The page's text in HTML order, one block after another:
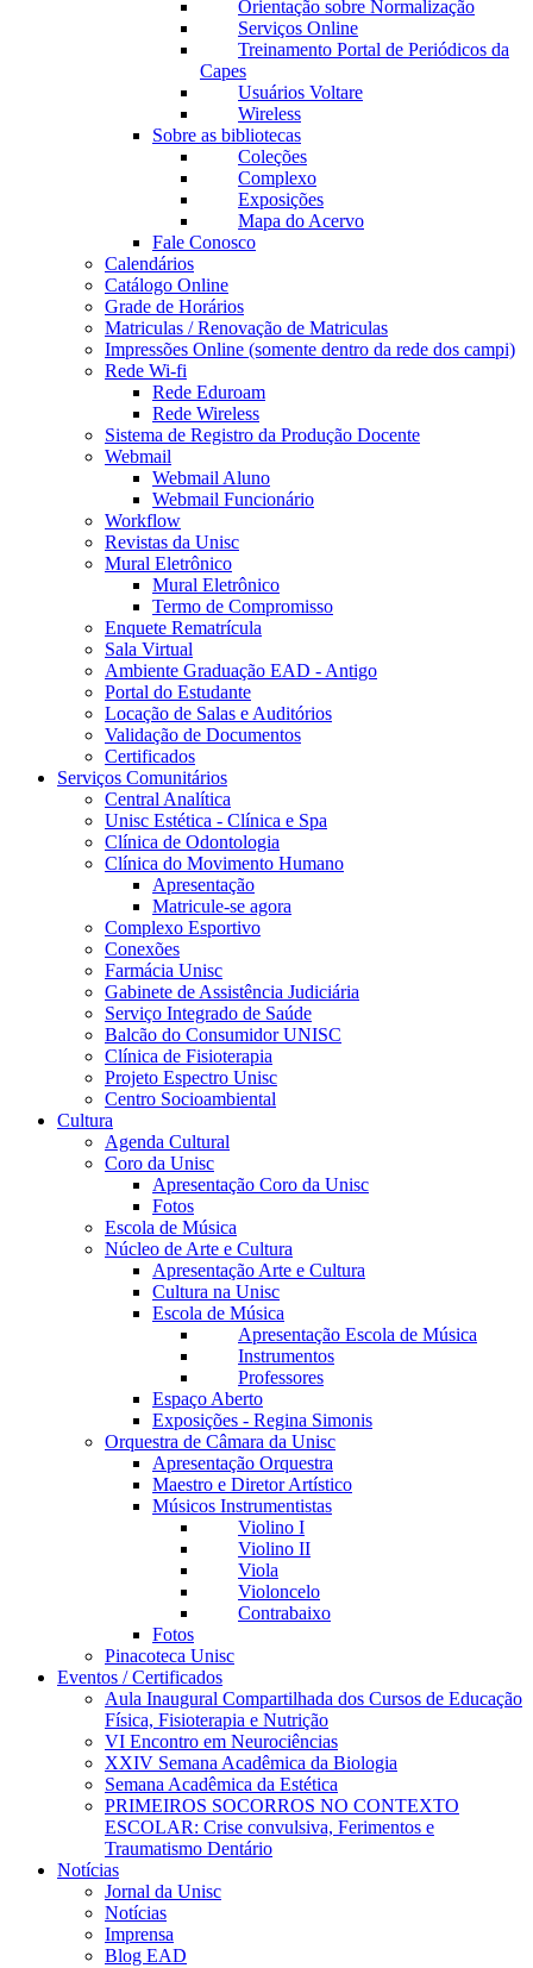
Orientação sobre Normalização
Serviços Online
Treinamento Portal de Periódicos da
Capes
Usuários Voltare
Wireless
Sobre as bibliotecas
Coleções
Complexo
Exposições
Mapa do Acervo
Fale Conosco
Calendários
Catálogo Online
Grade de Horários
Matriculas / Renovação de Matriculas
Impressões Online (somente dentro da rede dos campi)
Rede Wi-fi
Rede Eduroam
Rede Wireless
Sistema de Registro da Produção Docente
Webmail
Webmail Aluno
Webmail Funcionário
Workflow
Revistas da Unisc
Mural Eletrônico
Mural Eletrônico
Termo de Compromisso
Enquete Rematrícula
Sala Virtual
Ambiente Graduação EAD - Antigo
Portal do Estudante
Locação de Salas e Auditórios
Validação de Documentos
Certificados
Serviços Comunitários
Central Analítica
Unisc Estética - Clínica e Spa
Clínica de Odontologia
Clínica do Movimento Humano
Apresentação
Matricule-se agora
Complexo Esportivo
Conexões
Farmácia Unisc
Gabinete de Assistência Judiciária
Serviço Integrado de Saúde
Balcão do Consumidor UNISC
Clínica de Fisioterapia
Projeto Espectro Unisc
Centro Socioambiental
Cultura
Agenda Cultural
Coro da Unisc
Apresentação Coro da Unisc
Fotos
Escola de Música
Núcleo de Arte e Cultura
Apresentação Arte e Cultura
Cultura na Unisc
Escola de Música
Apresentação Escola de Música
Instrumentos
Professores
Espaço Aberto
Exposições - Regina Simonis
Orquestra de Câmara da Unisc
Apresentação Orquestra
Maestro e Diretor Artístico
Músicos Instrumentistas
Violino I
Violino II
Viola
Violoncelo
Contrabaixo
Fotos
Pinacoteca Unisc
Eventos / Certificados
Aula Inaugural Compartilhada dos Cursos de Educação
Física, Fisioterapia e Nutrição
VI Encontro em Neurociências
XXIV Semana Acadêmica da Biologia
Semana Acadêmica da Estética
PRIMEIROS SOCORROS NO CONTEXTO
ESCOLAR: Crise convulsiva, Ferimentos e
Traumatismo Dentário
Notícias
Jornal da Unisc
Notícias
Imprensa
Blog EAD